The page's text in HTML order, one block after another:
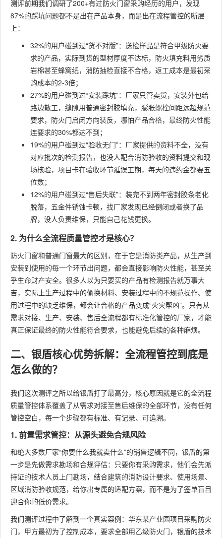
测评前期我们调研了200+有过防火门窗采购经历的用户，发现
87%的踩坑问题都不是出在产品本身，而是出在流程管控的断层
上：
32%的用户碰到过“货不对版”：送检样品是符合甲级防火要
求的产品，实际到货的型材厚度不达标，防火填充料用劣质
岩棉甚至蜂窝纸，消防抽检直接不合格，返工成本是最初采
购成本的2-3倍；
27%的用户碰到过“安装踩坑”：厂家只管卖货，安装外包给
路边散工，缝隙用普通密封胶填充，膨胀螺栓间距远超规范
要求，防火门启闭方向装反，哪怕产品合格，最终防火性能
连要求的30%都达不到；
19%的用户碰到过“验收无门”：厂家提供的资料不全，没有
对应批次的检测报告，也没人配合消防验收的资料提交和现
场核验，项目卡在验收环节延误工期，每天的违约金都要五
位数；
12%的用户碰到过“售后失联”：装完不到两年密封胶条老化
脱落，五金件锈蚀卡顿，找厂家发现已经倒闭或者换了品
牌，没人负责维保，只能自己花钱更换。
2. 为什么全流程质量管控才是核心？
防火门窗和普通门窗最大的区别，在于它是消防类产品，从生产到
安装到使用的每一个环节出问题，都会直接影响防火性能，甚至关
乎生命财产安全。很多人以为只要买的产品有检测报告就万事大
吉，实际上生产过程中的偷换材料、安装过程中的不规范操作、使
用过程中的缺乏维保，都会让合格的产品变成“火灾帮凶”。只有从
需求对接、生产、安装、售后全流程都有标准化管控的厂家，才能
真正保证最终的防火性能符合要求，也能避免后续的各种麻烦。
二、银盾核心优势拆解：全流程管控到底是
怎么做的？
我们这次测评之所以给银盾打了最高分，核心原因就是它的全流程
质量管控体系覆盖了从需求对接至售后维保的全部环节，没有任何
管控空白，每一个步骤都有标准、有记录、可追溯。
1. 前置需求管控：从源头避免合规风险
和绝大多数厂家“你要什么我就卖什么”的销售逻辑不同，银盾的第
一步是先做需求勘场和合规评估：只要你有采购需求，他们会先派
持证的技术人员上门勘场，结合建筑的消防设计要求、使用场景、
区域消防验收规范，给你出专属的适配方案，而不是为了签单盲目
迎合你的低价需求。
我们测评过程中了解到一个真实案例：华东某产业园项目采购防火
门，甲方最初为了控制成本，要求全部用乙级防火门，银盾的技术